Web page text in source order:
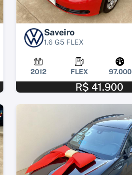
Saveiro
1.6 G5 FLEX
2012 FLEX 97.000
R$ 41.900